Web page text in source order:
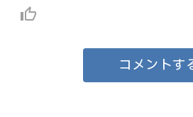
thumb_up_alt
コメントす